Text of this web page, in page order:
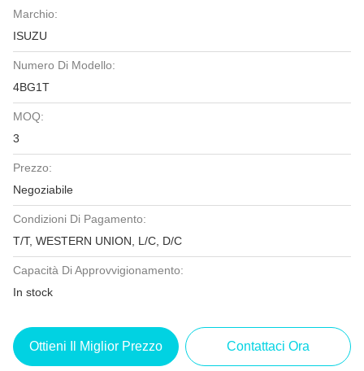
Marchio:
ISUZU
Numero Di Modello:
4BG1T
MOQ:
3
Prezzo:
Negoziabile
Condizioni Di Pagamento:
T/T, WESTERN UNION, L/C, D/C
Capacità Di Approvvigionamento:
In stock
Ottieni Il Miglior Prezzo Contattaci Ora